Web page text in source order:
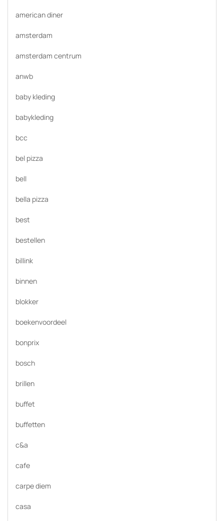
american diner
amsterdam
amsterdam centrum
anwb
baby kleding
babykleding
bcc
bel pizza
bell
bella pizza
best
bestellen
billink
binnen
blokker
boekenvoordeel
bonprix
bosch
brillen
buffet
buffetten
c&a
cafe
carpe diem
casa